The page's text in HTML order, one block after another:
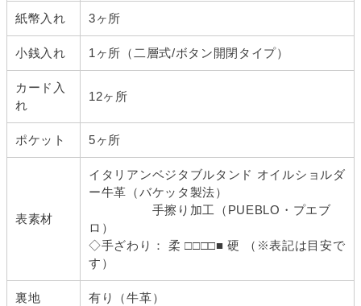
紙幣入れ 3ヶ所
小銭入れ 1ヶ所（二層式/ボタン開閉タイプ）
カード入
れ
12ヶ所
ポケット 5ヶ所
表素材
イタリアンベジタブルタンド オイルショルダ
ー牛革（バケッタ製法）
手擦り加工（PUEBLO・プエブ
ロ）
◇手ざわり： 柔 □□□□■ 硬 （※表記は目安で
す）
裏地 有り（牛革）